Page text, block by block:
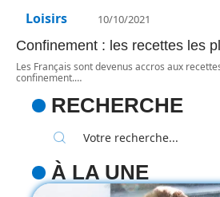
Loisirs 10/10/2021
Confinement : les recettes les
Les Français sont devenus accros aux
confinement.…
RECHERCHE
À LA UNE